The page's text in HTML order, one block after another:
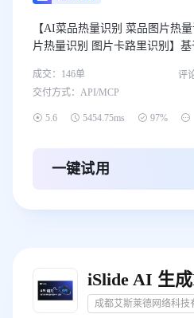
【AI菜品热量识别 菜品图片热
片热量识别 图片卡路里识别】
精品！
成交： 146单 评
交付方式： API/MCP
 5.6  5454.75ms  97% 
一键试用
iSlide AI 生
成都艾斯莱德网络科技